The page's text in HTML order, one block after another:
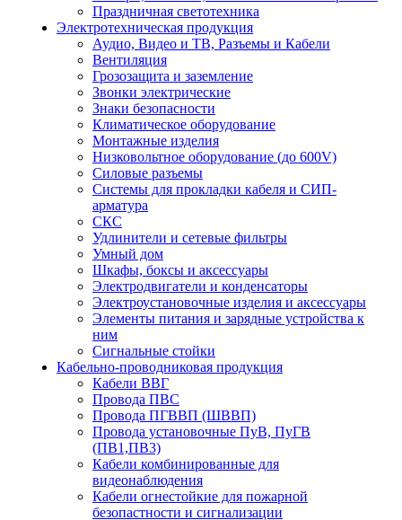
Праздничная светотехника
Электротехническая продукция
Аудио, Видео и ТВ, Разъемы и Кабели
Вентиляция
Грозозащита и заземление
Звонки электрические
Знаки безопасности
Климатическое оборудование
Монтажные изделия
Низковольтное оборудование (до 600V)
Силовые разъемы
Системы для прокладки кабеля и СИП-
арматура
СКС
Удлинители и сетевые фильтры
Умный дом
Шкафы, боксы и аксессуары
Электродвигатели и конденсаторы
Электроустановочные изделия и аксессуары
Элементы питания и зарядные устройства к
ним
Сигнальные стойки
Кабельно-проводниковая продукция
Кабели ВВГ
Провода ПВС
Провода ПГВВП (ШВВП)
Провода установочные ПуВ, ПуГВ
(ПВ1,ПВ3)
Кабели комбинированные для
видеонаблюдения
Кабели огнестойкие для пожарной
безопастности и сигнализации